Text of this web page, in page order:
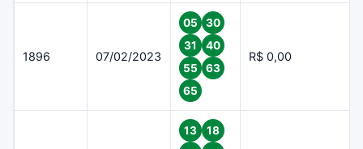
1896 07/02/2023
05
30
31
40
55
63
65
R$ 0,00
13
18